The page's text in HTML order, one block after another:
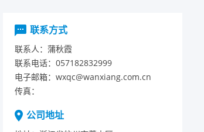
联系方式
联系人： 蒲秋霞
联系电话： 057182832999
电子邮箱： wxqc@wanxiang.com.cn
传真：
公司地址